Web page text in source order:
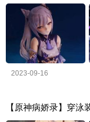
2023-09-16
【原神病娇录】穿